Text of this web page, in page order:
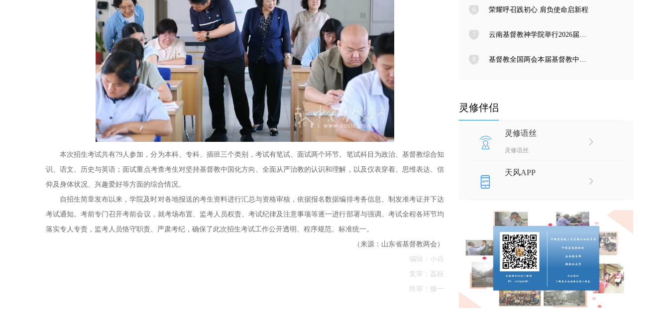
本次招生考试共有79人参加，分为本科、专科、插班三个类别，考试有笔试、面试两个环节。笔试科目为政治、基督教综合知
识、语文、历史与英语；面试重点考查考生对坚持基督教中国化方向、全面从严治教的认识和理解，以及仪表穿着、思维表达、信
仰及身体状况、兴趣爱好等方面的综合情况。
自招生简章发布以来，学院及时对各地报送的考生资料进行汇总与资格审核，依据报名数据编排考务信息、制发准考证并下达
考试通知。考前专门召开考前会议，就考场布置、监考人员权责、考试纪律及注意事项等逐一进行部署与强调。考试全程各环节均
落实专人专责，监考人员恪守职责、严肃考纪，确保了此次招生考试工作公开透明、程序规范、标准统一。
（来源：山东省基督教两会）
编辑：小卋
复审：荔枝
终审：修一
6 荣耀呼召践初心 肩负使命启新程
7 云南基督教神学院举行2026届毕业典礼
8 基督教全国两会本届基督教中国化推进委员会在成都召开专题编写工作会议
灵修伴侣
灵修语丝
灵修语丝
天风APP